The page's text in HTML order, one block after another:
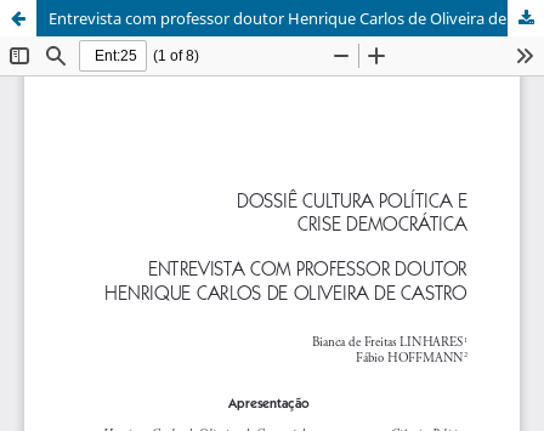
Entrevista com professor doutor Henrique Carlos de Oliveira de Castro